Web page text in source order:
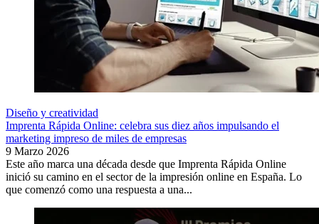
Diseño y creatividad
Imprenta Rápida Online: celebra sus diez años impulsando el
marketing impreso de miles de empresas
9 Marzo 2026
Este año marca una década desde que Imprenta Rápida Online
inició su camino en el sector de la impresión online en España. Lo
que comenzó como una respuesta a una...